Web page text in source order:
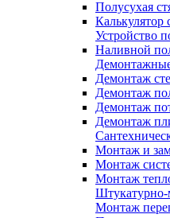
Полусухая
Калькулятор
Устройство
Наливной
Демонтаж
Демонтаж
Демонтаж
Демонтаж
Монтаж и
Монтаж
Монтаж
Штукатурно-
Монтаж